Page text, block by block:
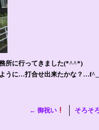
所に行ってきました(*^^*)
うに…打合せ出来たかな？
← 御祝い そろそ